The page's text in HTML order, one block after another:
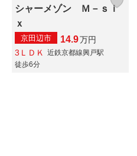
シャーメゾン Ｍ－ｓｉ
ｘ
京田辺市 14.9万円
3ＬＤＫ
近鉄京都線興戸駅
徒歩6分